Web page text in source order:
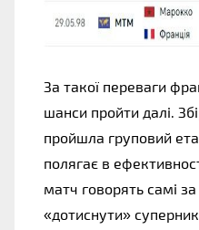
За такої переваги
шанси пройти далі.
пройшла груповий
полягає в
матч говорять самі
«дотиснути»